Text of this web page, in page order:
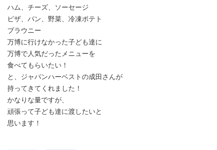
ハム、チーズ、ソーセージ
ピザ、パン、野菜、冷凍ポテト
ブラウニー
万博に行けなかった子ども達に
万博で人気だったメニューを
食べてもらいたい！
と、ジャパンハーベストの成田さんが
持ってきてくれました！
かなりな量ですが、
頑張って子ども達に渡したいと
思います！